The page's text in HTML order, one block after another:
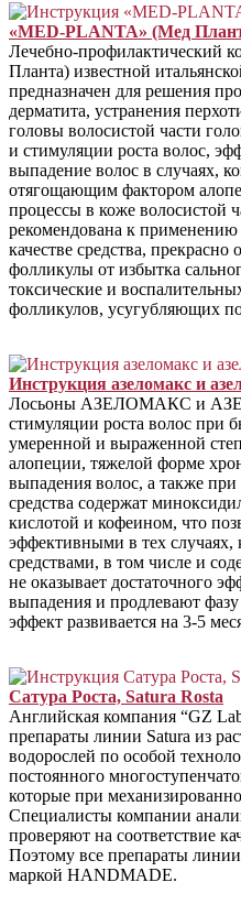
«MED-PLANTA» (Мед
Лечебно-профилактический
Планта) известной
предназначен для решения
дерматита, устранения
головы волосистой части
и стимуляции роста волос,
выпадение волос в случаях,
отягощающим фактором
процессы в коже волосистой
рекомендована к
качестве средства,
фолликулы от избытка
токсические и
фолликулов, усугубляющих
Инструкция азеломакс и
Лосьоны АЗЕЛОМАКС и
стимуляции роста волос при
умеренной и выраженной
алопеции, тяжелой форме
выпадения волос, а также
средства содержат
кислотой и кофеином, что
эффективными в тех случаях,
средствами, в том числе и
не оказывает достаточного
выпадения и продлевают
эффект развивается на 3-5
Сатура Роста, Satura Rosta
Английская компания “GZ
препараты линии Satura из
водорослей по особой
постоянного
которые при
Специалисты компании
проверяют на соответствие
Поэтому все препараты
маркой HANDMADE.